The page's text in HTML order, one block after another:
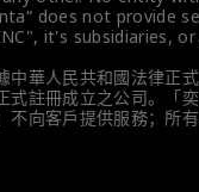
does not provide
it's subsidiaries,
華人民共和國法律正
註冊成立之公司。「
向客戶提供服務；所